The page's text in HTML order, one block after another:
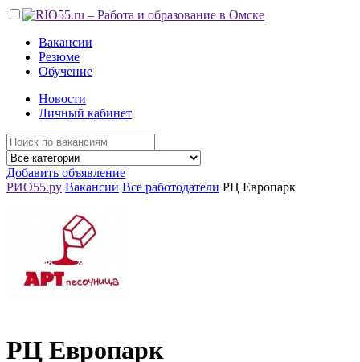
Вакансии
Резюме
Обучение
Новости
Личный кабинет
Добавить объявление
РИО55.ру Вакансии Все работодатели РЦ Европарк
РЦ Европарк